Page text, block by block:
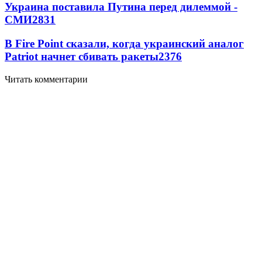
Украина поставила Путина перед дилеммой -
СМИ2831
В Fire Point сказали, когда украинский аналог
Patriot начнет сбивать ракеты2376
Читать комментарии